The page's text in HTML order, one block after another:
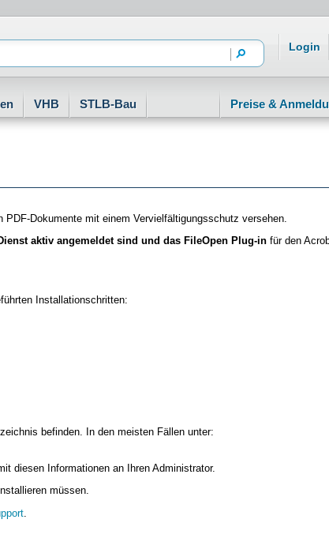
Login
VHB STLB-Bau Preise &
Dokumente mit einem Vervielfältigungsschutz versehen.
aktiv angemeldet sind und das FileOpen Plug-in für den
Installationschritten:
befinden. In den meisten Fällen unter:
diesen Informationen an Ihren Administrator.
müssen.